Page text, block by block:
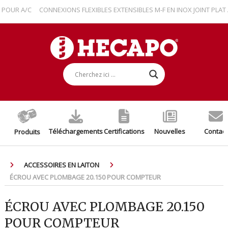
A/C CONNEXIONS FLEXIBLES EXTENSIBLES M-F EN INOX JOINT PLAT
Produits TéléchargementsCertifications Nouvelles Contact
ACCESSOIRES EN LAITON
ÉCROU AVEC PLOMBAGE 20.150 POUR COMPTEUR
ÉCROU AVEC PLOMBAGE 20.150
POUR COMPTEUR